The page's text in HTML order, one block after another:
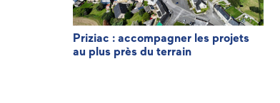
Priziac : accompagner les projets
au plus près du terrain